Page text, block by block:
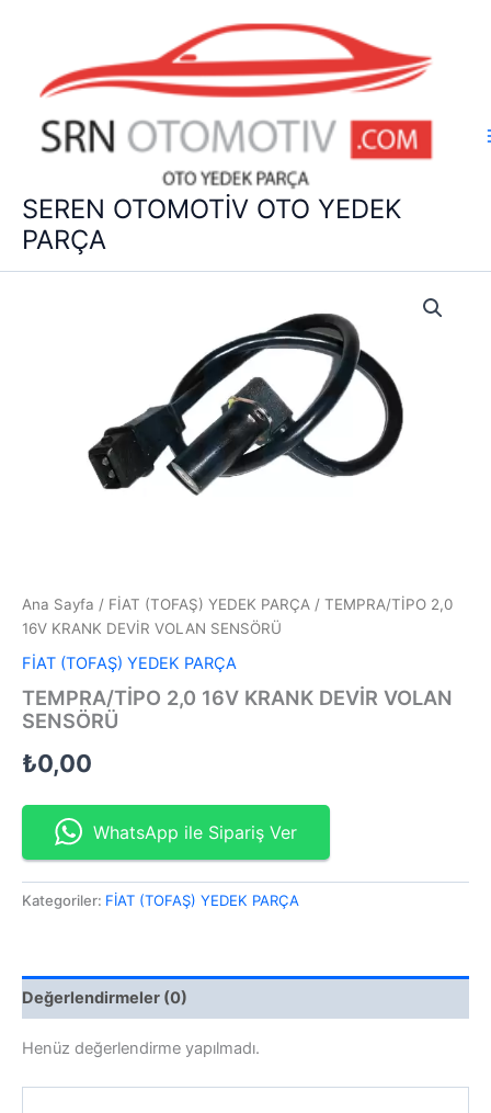
SEREN OTOMOTİV OTO YEDEK
PARÇA
Ana Sayfa / FİAT (TOFAŞ) YEDEK PARÇA / TEMPRA/TİPO 2,0
16V KRANK DEVİR VOLAN SENSÖRÜ
FİAT (TOFAŞ) YEDEK PARÇA
TEMPRA/TİPO 2,0 16V KRANK DEVİR VOLAN
SENSÖRÜ
₺0,00
WhatsApp ile Sipariş Ver
Kategoriler: FİAT (TOFAŞ) YEDEK PARÇA
Değerlendirmeler (0)
Henüz değerlendirme yapılmadı.